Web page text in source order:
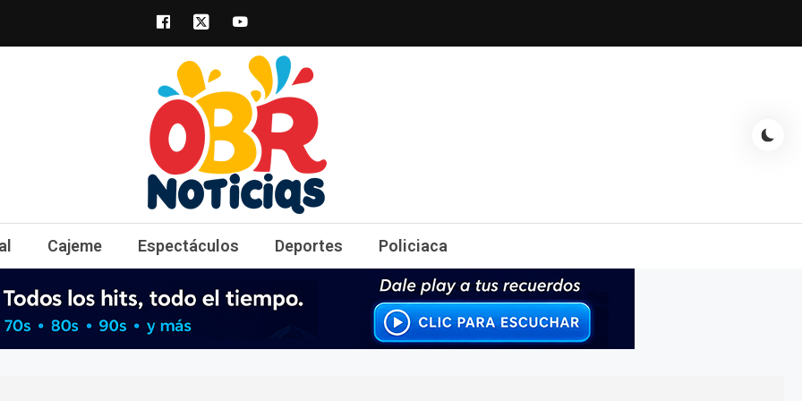
obrnoticias.com
obr noticias noticias, entretenimiento y espectáculos, entrevistas con famosos, showbizz, podcast, chismes y
Cajeme Espectáculos Deportes Policiaca